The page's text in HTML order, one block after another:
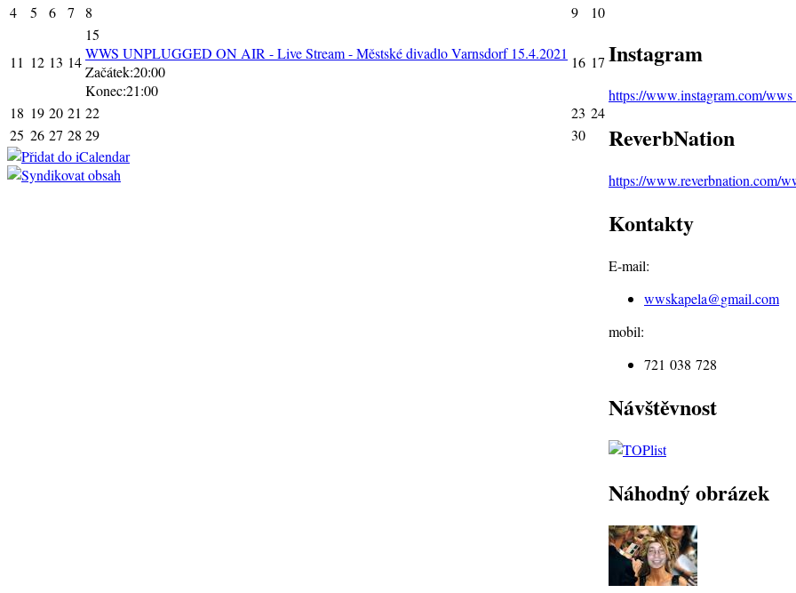
4
5 6 7 8 9 10
11 12 13 14
15
WWS UNPLUGGED ON AIR - Live Stream - Městské divadlo Varnsdorf 15.4.2021
Začátek:20:00
Konec:21:00
16 17
18 19 20 21 22 23 24
25 26 27 28 29 30
Instagram
https://www.instagram.com/
ReverbNation
https://www.reverbnation.com/
Kontakty
E-mail:
wwskapela@gmail.com
mobil:
721 038 728
Návštěvnost
Náhodný obrázek